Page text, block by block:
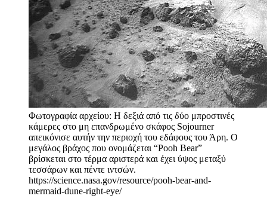
Φωτογραφία αρχείου: Η δεξιά από τις δύο μπροστινές
κάμερες στο μη επανδρωμένο σκάφος Sojourner
απεικόνισε αυτήν την περιοχή του εδάφους του Άρη. Ο
μεγάλος βράχος που ονομάζεται “Pooh Bear”
βρίσκεται στο τέρμα αριστερά και έχει ύψος μεταξύ
τεσσάρων και πέντε ιντσών.
https://science.nasa.gov/resource/pooh-bear-and-
mermaid-dune-right-eye/